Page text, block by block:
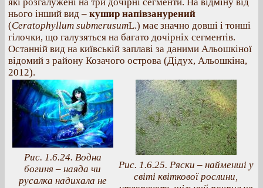
нього інший вид – кушир напівзанурений
(Ceratophyllum submerusumL.) має значно довші і тонші
гілочки, що галузяться на багато дочірніх сегментів.
Останній вид на київській заплаві за даними Альошкіної
відомий з району Козачого острова (Дідух, Альошкіна,
2012).
Рис. 1.6.24. Водна
богиня – наяда чи
русалка надихала не
Рис. 1.6.25. Ряски – найменші у
світі квіткової рослини,